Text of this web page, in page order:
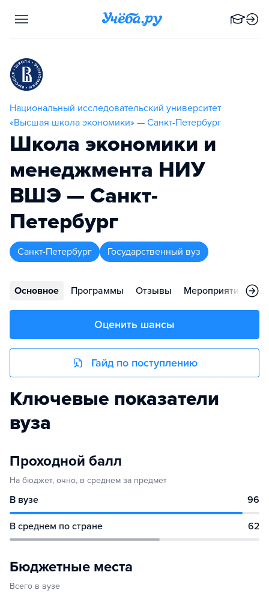
Национальный исследовательский университет
«Высшая школа экономики» — Санкт-Петербург
Школа экономики и
менеджмента НИУ
ВШЭ — Санкт-
Петербург
Санкт-Петербург Государственный вуз
Основное Программы Отзывы Мероприятия
Оценить шансы
Гайд по поступлению
Ключевые показатели
вуза
Проходной балл
На бюджет, очно, в среднем за предмет
В вузе 96
В среднем по стране 62
Бюджетные места
Всего в вузе